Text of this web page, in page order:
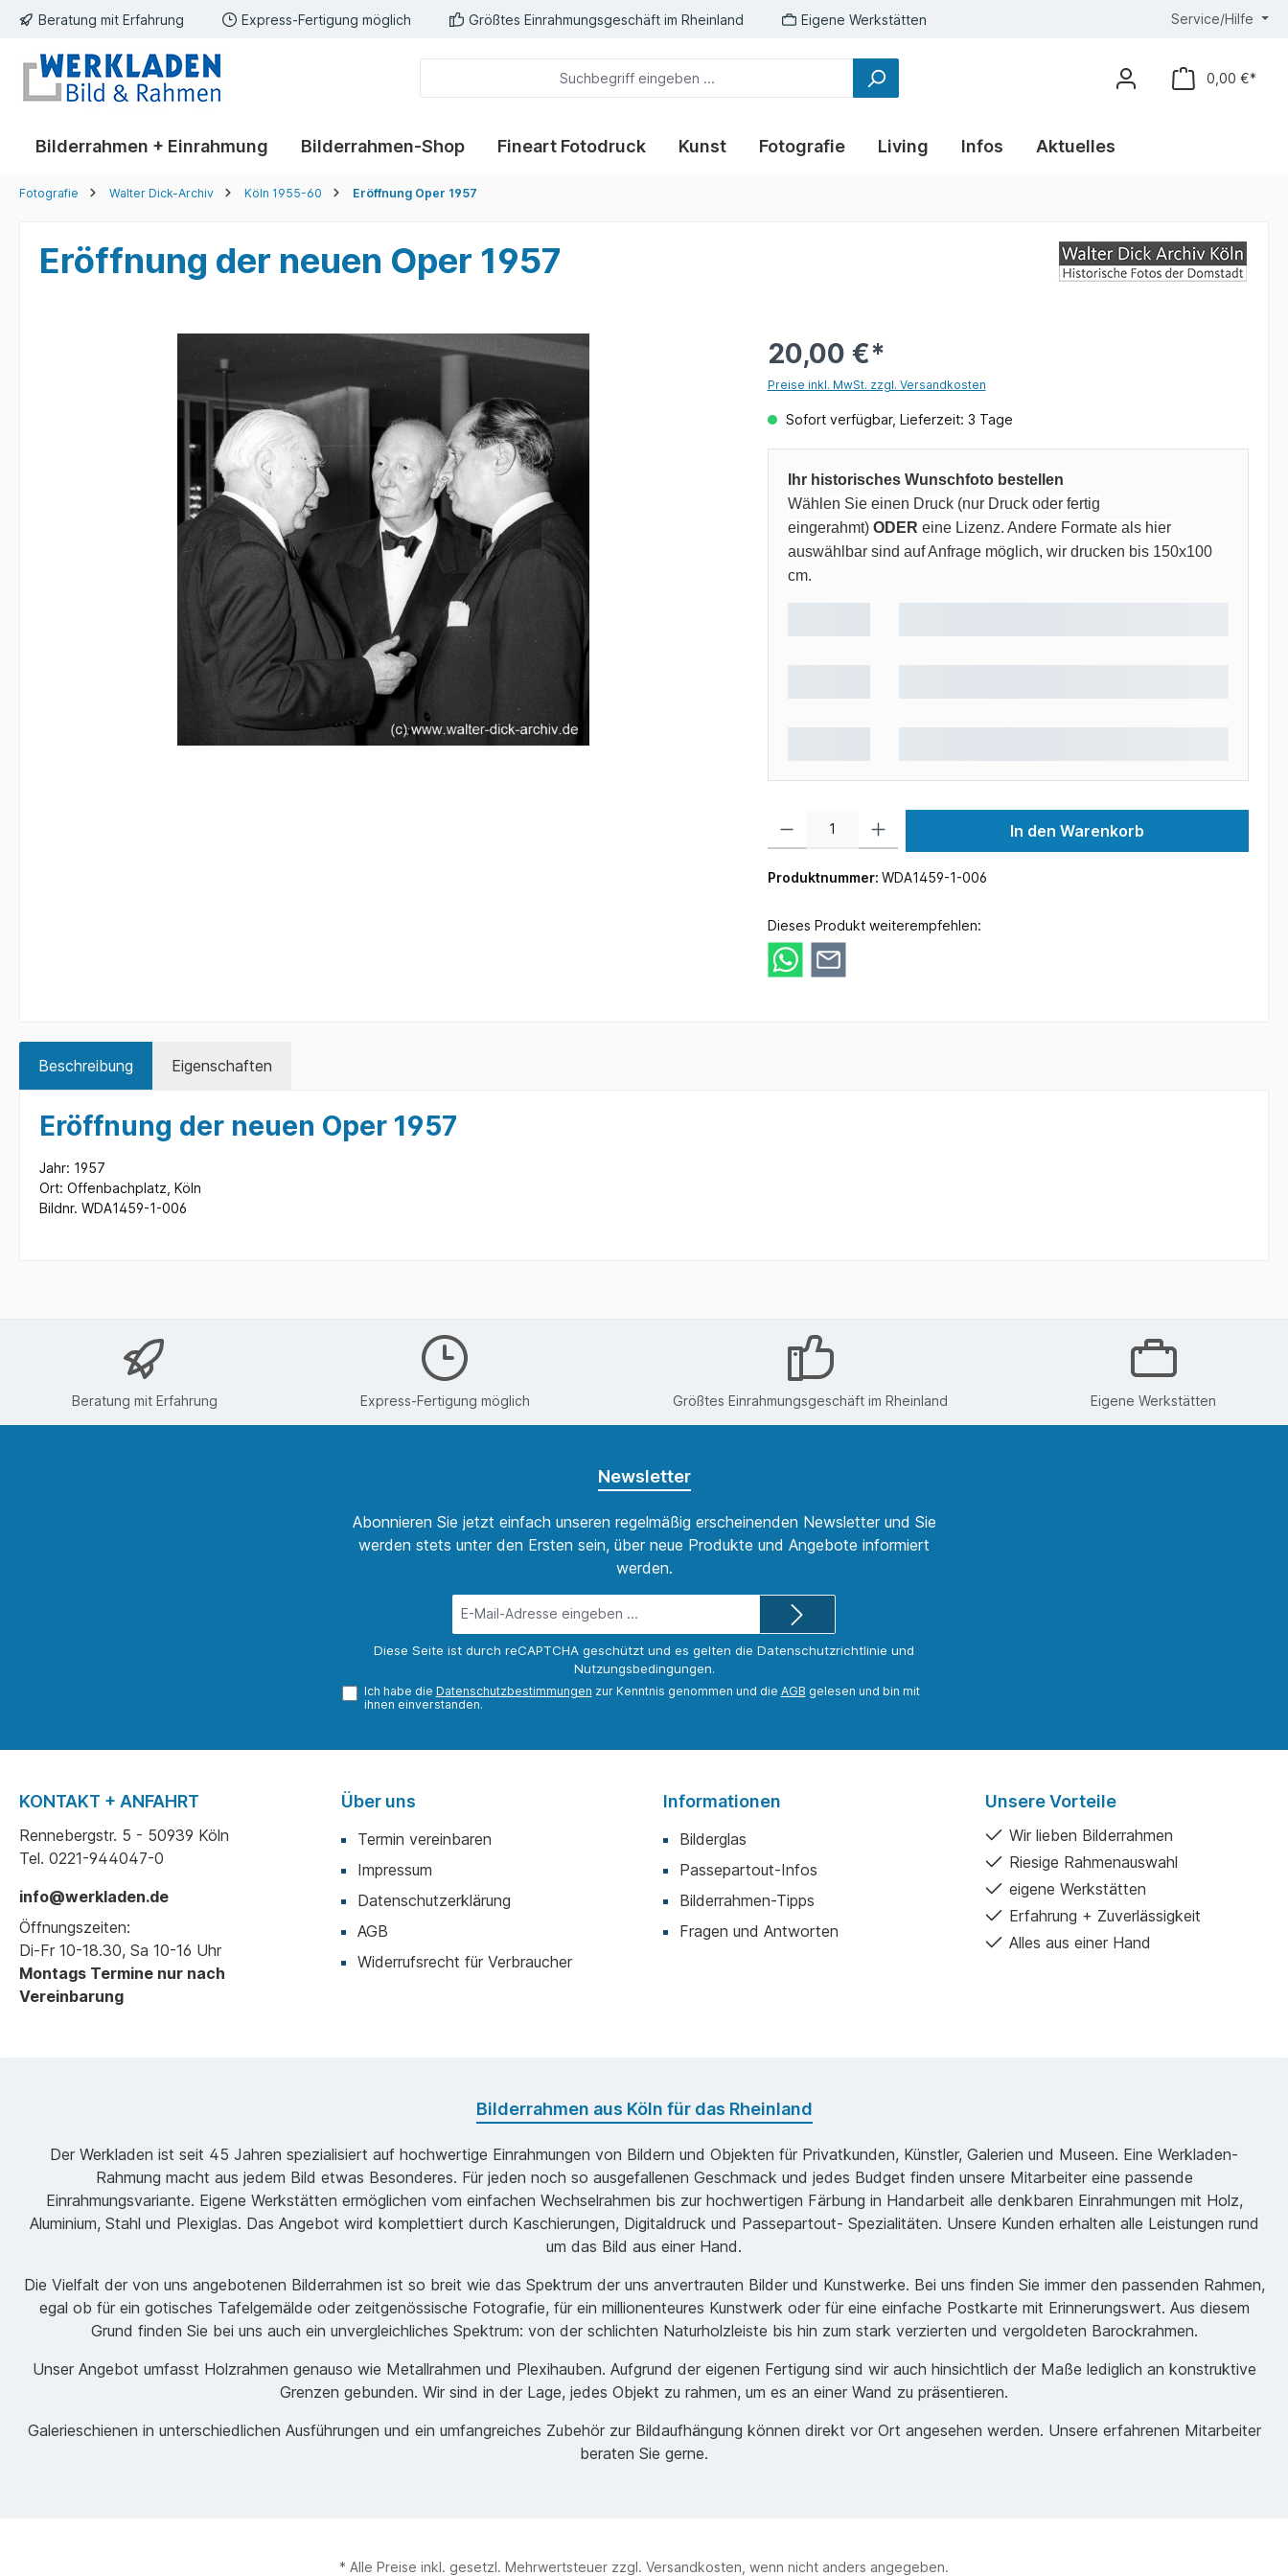
Zur Hauptnavigation springen
Beratung mit Erfahrung Express-Fertigung möglich Größtes Einrahmungsgeschäft im Rheinland Eigene Werkstätten Service/Hilfe
0,00 €*
Bilderrahmen + Einrahmung Bilderrahmen-Shop Fineart Fotodruck Kunst Fotografie Living Infos Aktuelles
Fotografie Walter Dick-Archiv Köln 1955-60 Eröffnung Oper 1957
Eröffnung der neuen Oper 1957
20,00 €*
Preise inkl. MwSt. zzgl. Versandkosten
Sofort verfügbar, Lieferzeit: 3 Tage
Ihr historisches Wunschfoto bestellen
Wählen Sie einen Druck (nur Druck oder fertig
eingerahmt) ODER eine Lizenz. Andere Formate als hier
auswählbar sind auf Anfrage möglich, wir drucken bis 150x100
cm.
In den Warenkorb
Produktnummer: WDA1459-1-006
Dieses Produkt weiterempfehlen:
Beschreibung Eigenschaften
Eröffnung der neuen Oper 1957
Jahr: 1957
Ort: Offenbachplatz, Köln
Bildnr. WDA1459-1-006
Beratung mit Erfahrung Express-Fertigung möglich Größtes Einrahmungsgeschäft im Rheinland Eigene Werkstätten
Newsletter
Abonnieren Sie jetzt einfach unseren regelmäßig erscheinenden Newsletter und Sie
werden stets unter den Ersten sein, über neue Produkte und Angebote informiert
werden.
Mail-
Adresse*
Diese Seite ist durch reCAPTCHA geschützt und es gelten die Datenschutzrichtlinie und
Nutzungsbedingungen.
Ich habe die Datenschutzbestimmungen zur Kenntnis genommen und die AGB gelesen und bin mit
ihnen einverstanden.
KONTAKT + ANFAHRT
Rennebergstr. 5 - 50939 Köln
Tel. 0221-944047-0
info@werkladen.de
Öffnungszeiten:
Di-Fr 10-18.30, Sa 10-16 Uhr
Montags Termine nur nach
Vereinbarung
Über uns
Termin vereinbaren
Impressum
Datenschutzerklärung
AGB
Widerrufsrecht für Verbraucher
Informationen
Bilderglas
Passepartout-Infos
Bilderrahmen-Tipps
Fragen und Antworten
Unsere Vorteile
Wir lieben Bilderrahmen
Riesige Rahmenauswahl
eigene Werkstätten
Erfahrung + Zuverlässigkeit
Alles aus einer Hand
Bilderrahmen aus Köln für das Rheinland
Der Werkladen ist seit 45 Jahren spezialisiert auf hochwertige Einrahmungen von Bildern und Objekten für Privatkunden, Künstler, Galerien und Museen. Eine Werkladen-
Rahmung macht aus jedem Bild etwas Besonderes. Für jeden noch so ausgefallenen Geschmack und jedes Budget finden unsere Mitarbeiter eine passende
Einrahmungsvariante. Eigene Werkstätten ermöglichen vom einfachen Wechselrahmen bis zur hochwertigen Färbung in Handarbeit alle denkbaren Einrahmungen mit Holz,
Aluminium, Stahl und Plexiglas. Das Angebot wird komplettiert durch Kaschierungen, Digitaldruck und Passepartout- Spezialitäten. Unsere Kunden erhalten alle Leistungen rund
um das Bild aus einer Hand.
Die Vielfalt der von uns angebotenen Bilderrahmen ist so breit wie das Spektrum der uns anvertrauten Bilder und Kunstwerke. Bei uns finden Sie immer den passenden Rahmen,
egal ob für ein gotisches Tafelgemälde oder zeitgenössische Fotografie, für ein millionenteures Kunstwerk oder für eine einfache Postkarte mit Erinnerungswert. Aus diesem
Grund finden Sie bei uns auch ein unvergleichliches Spektrum: von der schlichten Naturholzleiste bis hin zum stark verzierten und vergoldeten Barockrahmen.
Unser Angebot umfasst Holzrahmen genauso wie Metallrahmen und Plexihauben. Aufgrund der eigenen Fertigung sind wir auch hinsichtlich der Maße lediglich an konstruktive
Grenzen gebunden. Wir sind in der Lage, jedes Objekt zu rahmen, um es an einer Wand zu präsentieren.
Galerieschienen in unterschiedlichen Ausführungen und ein umfangreiches Zubehör zur Bildaufhängung können direkt vor Ort angesehen werden. Unsere erfahrenen Mitarbeiter
beraten Sie gerne.
* Alle Preise inkl. gesetzl. Mehrwertsteuer zzgl. Versandkosten , wenn nicht anders angegeben.